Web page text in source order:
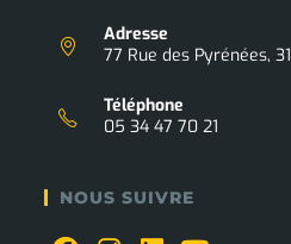
Adresse
77 Rue des Pyrénées,
Téléphone
05 34 47 70 21
NOUS SUIVRE